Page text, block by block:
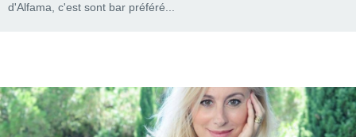
d'Alfama, c'est sont bar préféré...